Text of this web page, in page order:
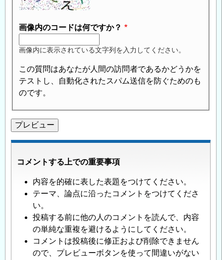
画像内のコードは何ですか？
画像内に表示されている文字列を入力してください。
この質問はあなたが人間の訪問者であるかどうかを
テストし、自動化されたスパム送信を防ぐためのも
のです。
コメントする上での重要事項
内容を的確に表した表題をつけてください。
テーマ、論点に沿ったコメントをつけてくださ
い。
投稿する前に他の人のコメントを読んで、内容
の単純な重複を避けるようにしてください。
コメントは投稿後に修正および削除できません
ので、プレビューボタンを使って間違いがない